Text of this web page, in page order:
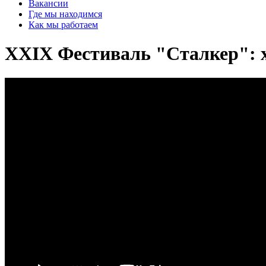
Вакансии
Где мы находимся
Как мы работаем
XXIX Фестиваль "Сталкер":